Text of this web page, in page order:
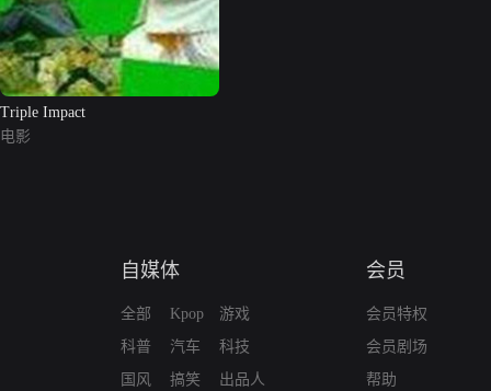
Triple Impact
电影
自媒体
全部
科普
国风
Kpop
汽车
搞笑
游戏
科技
出品人
会员
会员特权
会员剧场
帮助